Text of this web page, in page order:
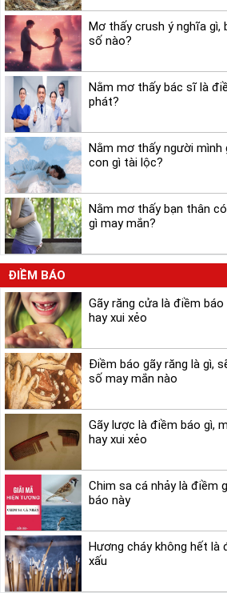
Mơ thấy crush ý nghĩa gì,
số nào?
Nằm mơ thấy bác sĩ là
phát?
Nằm mơ thấy người mình
con gì tài lộc?
Nằm mơ thấy bạn thân
gì may mắn?
ĐIỀM BÁO
Gãy răng cửa là điềm
hay xui xẻo
Điềm báo gãy răng là gì,
số may mắn nào
Gãy lược là điềm báo gì,
hay xui xẻo
Chim sa cá nhảy là điềm
báo này
Hương cháy không hết là
xấu